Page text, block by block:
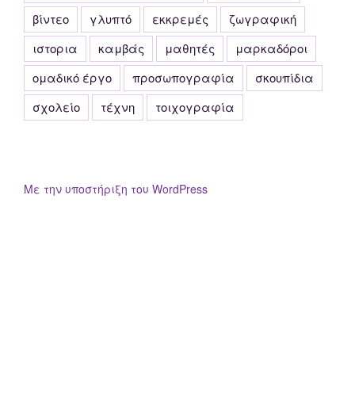
βίντεο
γλυπτό εκκρεμές
ζωγραφική
ιστορια
καμβάς μαθητές
μαρκαδόροι
ομαδικό έργο
προσωπογραφία
σκουπίδια
σχολείο
τέχνη τοιχογραφία
Με την υποστήριξη του WordPress